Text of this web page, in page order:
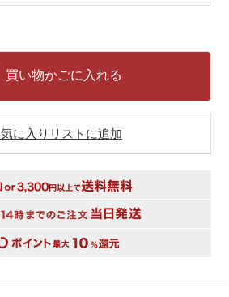
買い物かごに入れる
に入りリストに追加